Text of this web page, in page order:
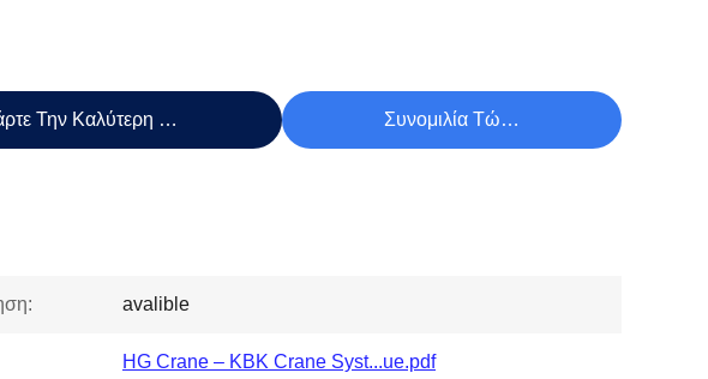
Την Καλύτερη Τιμή Συνομιλία Τώρα
avalible
HG Crane – KBK Crane Syst...ue.pdf